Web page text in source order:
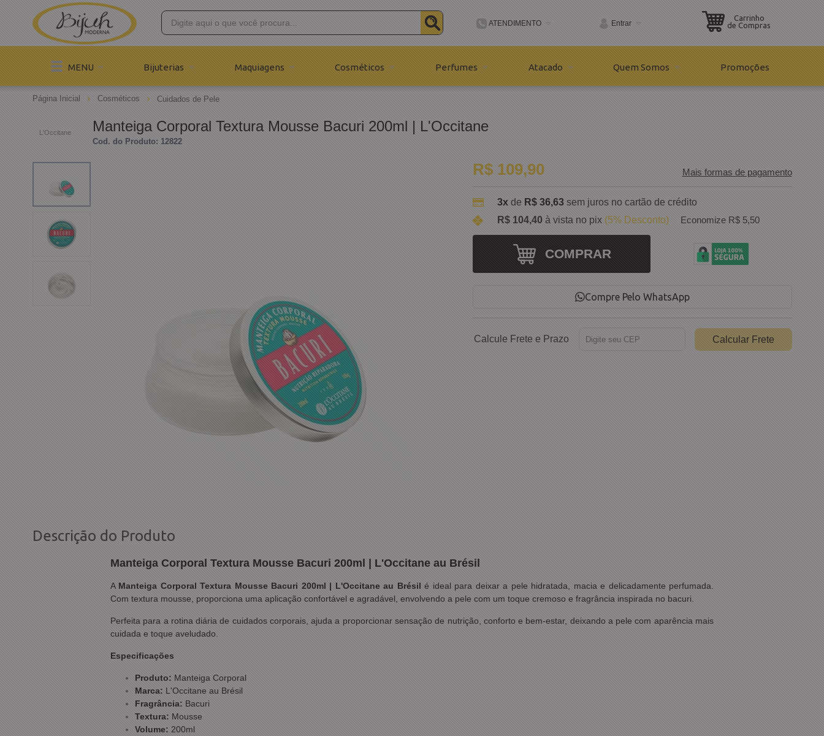
ATENDIMENTO
(48) 99191-6133
(48) 9191-6133
contato@bijuhmoderna.com.br
Entrar
Carrinho
de Compras
MENU Bijuterias Maquiagens Cosméticos Perfumes Atacado Quem Somos Promoções
Página Inicial Cosméticos Cuidados de Pele
L'Occitane Manteiga Corporal Textura Mousse Bacuri 200ml | L'Occitane
Cod. do Produto: 12822
R$ 109,90 Mais formas de pagamento
3xdeR$ 36,63 sem juros no cartão de crédito
R$ 104,40à vista no pix (5% Desconto) Economize R$ 5,50
COMPRAR
Compre Pelo WhatsApp
Calcule Frete e Prazo
Descrição do Produto
Manteiga Corporal Textura Mousse Bacuri 200ml | L'Occitane au Brésil
AManteiga Corporal Textura Mousse Bacuri 200ml | L'Occitane au Brésilé ideal para deixar a pele hidratada, macia e delicadamente perfumada.
Com textura mousse, proporciona uma aplicação confortável e agradável, envolvendo a pele com um toque cremoso e fragrância inspirada no bacuri.
Perfeita para a rotina diária de cuidados corporais, ajuda a proporcionar sensação de nutrição, conforto e bem-estar, deixando a pele com aparência mais
cuidada e toque aveludado.
Especificações
Produto:Manteiga Corporal
Marca:L'Occitane au Brésil
Fragrância:Bacuri
Textura:Mousse
Volume:200ml